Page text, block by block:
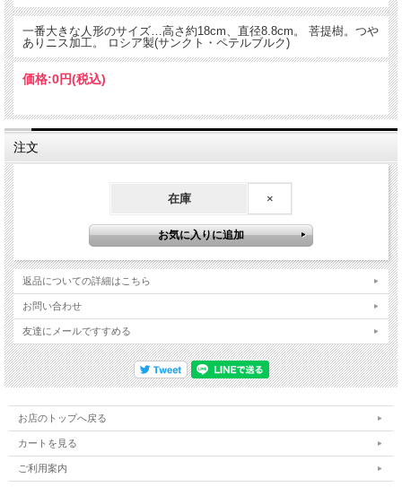
一番大きな人形のサイズ…高さ約18cm、直径8.8cm。 菩提樹。つや
ありニス加工。 ロシア製(サンクト・ペテルブルク)
価格:0円(税込)
注文
在庫 ×
返品についての詳細はこちら
お問い合わせ
友達にメールですすめる
お店のトップへ戻る
カートを見る
ご利用案内